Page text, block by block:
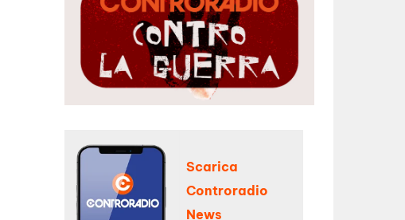
Scarica
Controradio
News